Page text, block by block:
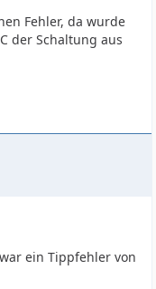
Fehler, da wurde
der Schaltung aus
ein Tippfehler von